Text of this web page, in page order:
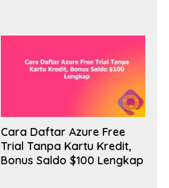
Cara Daftar Azure Free
Trial Tanpa Kartu Kredit,
Bonus Saldo $100 Lengkap